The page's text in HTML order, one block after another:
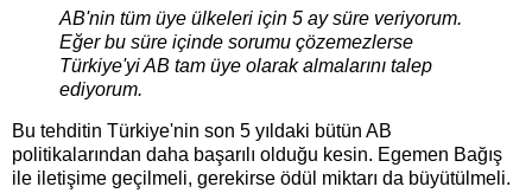
AB'nin tüm üye ülkeleri için 5 ay süre veriyorum.
Eğer bu süre içinde sorumu çözemezlerse
Türkiye'yi AB tam üye olarak almalarını talep
ediyorum.
Bu tehditin Türkiye'nin son 5 yıldaki bütün AB
politikalarından daha başarılı olduğu kesin. Egemen Bağış
ile iletişime geçilmeli, gerekirse ödül miktarı da büyütülmeli.